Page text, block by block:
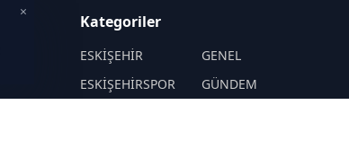
×
Kategoriler
ESKİŞEHİR
GENEL
ESKİŞEHİRSPOR
GÜNDEM